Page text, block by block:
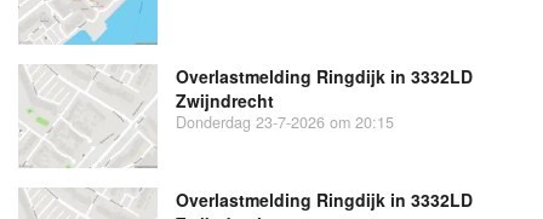
Overlastmelding Ringdijk in 3332LD
Zwijndrecht
Donderdag 23-7-2026 om 20:15
Overlastmelding Ringdijk in 3332LD